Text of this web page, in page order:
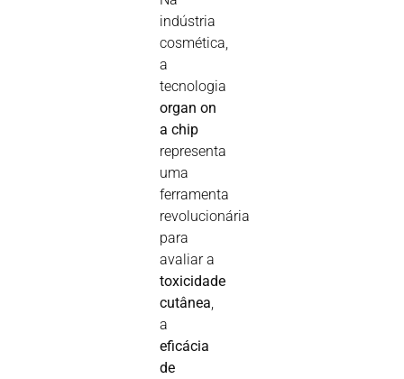
indústria
cosmética,
a
tecnologia
organ on
a chip
representa
uma
ferramenta
revolucionária
para
avaliar a
toxicidade
cutânea
a
eficácia
de